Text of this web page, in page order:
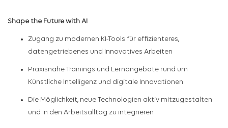
Shape the Future with AI
Zugang zu modernen KI-Tools für effizienteres,
datengetriebenes und innovatives Arbeiten
Praxisnahe Trainings und Lernangebote rund um
Künstliche Intelligenz und digitale Innovationen
Die Möglichkeit, neue Technologien aktiv mitzugestalten
und in den Arbeitsalltag zu integrieren